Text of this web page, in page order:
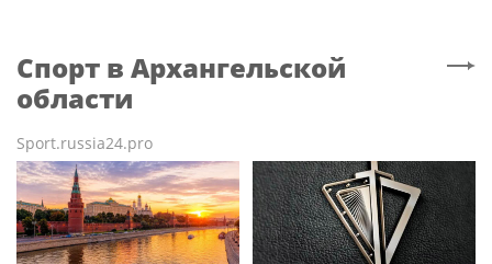
Спорт в Архангельской
области
Sport.russia24.pro